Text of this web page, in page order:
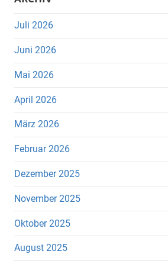
Juli 2026
Juni 2026
Mai 2026
April 2026
März 2026
Februar 2026
Dezember 2025
November 2025
Oktober 2025
August 2025